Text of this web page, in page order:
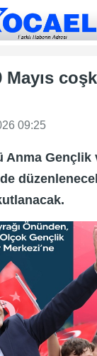
Mayıs
09:25
Anma Gençlik